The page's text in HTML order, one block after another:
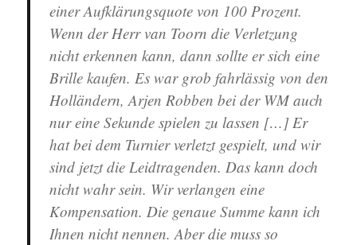
einer Aufklärungsquote von 100 Prozent.
Wenn der Herr van Toorn die Verletzung
nicht erkennen kann, dann sollte er sich eine
Brille kaufen. Es war grob fahrlässig von den
Holländern, Arjen Robben bei der WM auch
nur eine Sekunde spielen zu lassen […] Er
hat bei dem Turnier verletzt gespielt, und wir
sind jetzt die Leidtragenden. Das kann doch
nicht wahr sein. Wir verlangen eine
Kompensation. Die genaue Summe kann ich
Ihnen nicht nennen. Aber die muss so